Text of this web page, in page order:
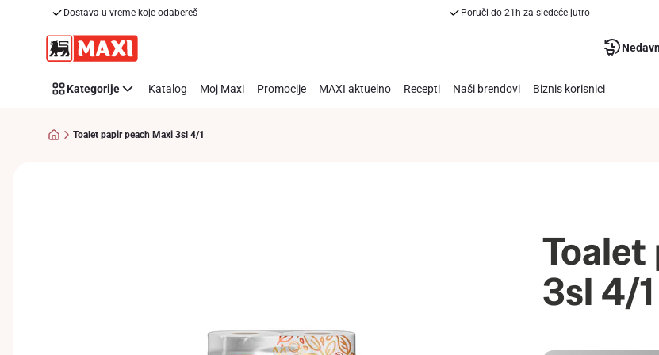
Dostava u vreme koje odabereš Poruči do 21h za sledeće jutro
Kategorije Katalog Moj Maxi Promocije MAXI aktuelno Recepti Naši brendovi Biznis korisnici
Toalet papir peach Maxi 3sl 4/1
Toalet
3sl 4/1